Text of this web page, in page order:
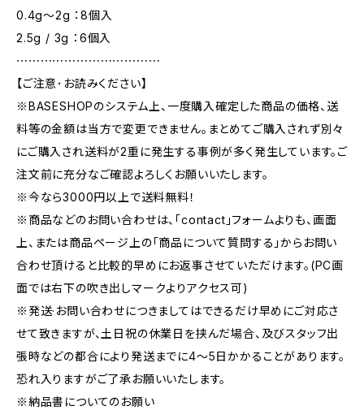
0.4g〜2g ：8個入
2.5g / 3g ：6個入
⋯⋯⋯⋯⋯⋯⋯⋯⋯⋯⋯⋯
【ご注意･お読みください】
※BASESHOPのシステム上、一度購入確定した商品の価格、送
料等の金額は当方で変更できません。まとめてご購入されず別々
にご購入され送料が2重に発生する事例が多く発生しています。ご
注文前に充分なご確認よろしくお願いいたします。
※今なら3000円以上で送料無料！
※商品などのお問い合わせは、｢contact｣フォームよりも、画面
上、または商品ページ上の｢商品について質問する｣からお問い
合わせ頂けると比較的早めにお返事させていただけます。(PC画
面では右下の吹き出しマークよりアクセス可)
※発送·お問い合わせにつきましてはできるだけ早めにご対応さ
せて致きますが、土日祝の休業日を挟んだ場合、及びスタッフ出
張時などの都合により発送までに4～5日かかることがあります。
恐れ入りますがご了承お願いいたします。
※納品書についてのお願い